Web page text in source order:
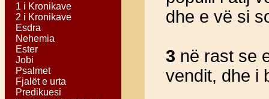
1 i Kronikave
2 i Kronikave
Esdra
Nehemia
Ester
Jobi
Psalmet
Fjalët e urta
Predikuesi
dhe e vë si
3 në rast se
vendit, dhe i